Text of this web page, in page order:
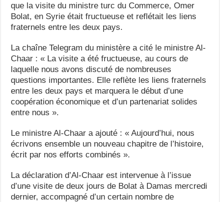
que la visite du ministre turc du Commerce, Omer
Bolat, en Syrie était fructueuse et reflétait les liens
fraternels entre les deux pays.
La chaîne Telegram du ministère a cité le ministre Al-
Chaar : « La visite a été fructueuse, au cours de
laquelle nous avons discuté de nombreuses
questions importantes. Elle reflète les liens fraternels
entre les deux pays et marquera le début d’une
coopération économique et d’un partenariat solides
entre nous ».
Le ministre Al-Chaar a ajouté : « Aujourd’hui, nous
écrivons ensemble un nouveau chapitre de l’histoire,
écrit par nos efforts combinés ».
La déclaration d’Al-Chaar est intervenue à l’issue
d’une visite de deux jours de Bolat à Damas mercredi
dernier, accompagné d’un certain nombre de